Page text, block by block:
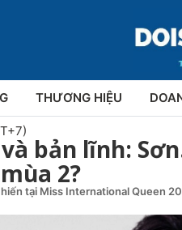
THƯƠNG HIỆU
bản lĩnh:
2?
tại Miss International Queen